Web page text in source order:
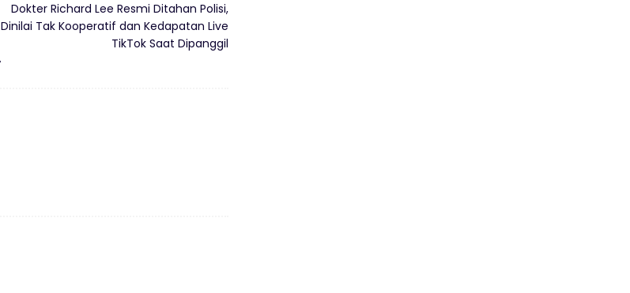
Dokter Richard Lee Resmi Ditahan Polisi,
Dinilai Tak Kooperatif dan Kedapatan Live
TikTok Saat Dipanggil